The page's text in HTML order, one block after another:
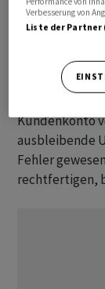
hiess es von
Unternehmen
Schaden für
Kundenkonto
ausbleibende
Fehler
rechtfertigen,
Verbesserung von
Liste der